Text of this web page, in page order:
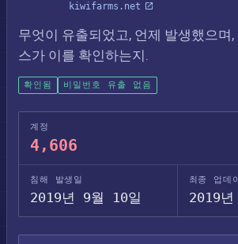
kiwifarms.net
무엇이 유출되었고, 언제 발생했으며
스가 이를 확인하는지.
확인됨 비밀번호 유출 없음
계정
4,606
침해 발생일
2019년 9월 10일
최종 업데
2019